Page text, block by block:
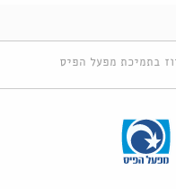
בתמיכת מפעל הפיס